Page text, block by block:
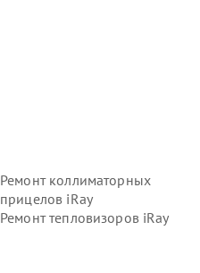
Ремонт коллиматорных
прицелов iRay
Ремонт тепловизоров iRay